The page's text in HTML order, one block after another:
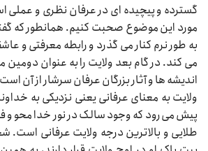
گسترده و پیچیده ای در عرفان نظری و عملی
مورد این موضوع صحبت کنیم. همانطور که
به طور نرم کنار می گذرد و رابطه معرفتی و
می کند. در گام بعد ولایت را به عنوان دومین
اندیشه ها و آثار بزرگان عرفان سرشار از آن
ولایت به معنای عرفانی یعنی نزدیکی به
پیش می رود که وجود سالک در نور خدا محو و
طلایی و بالاترین درجه ولایت عرفانی